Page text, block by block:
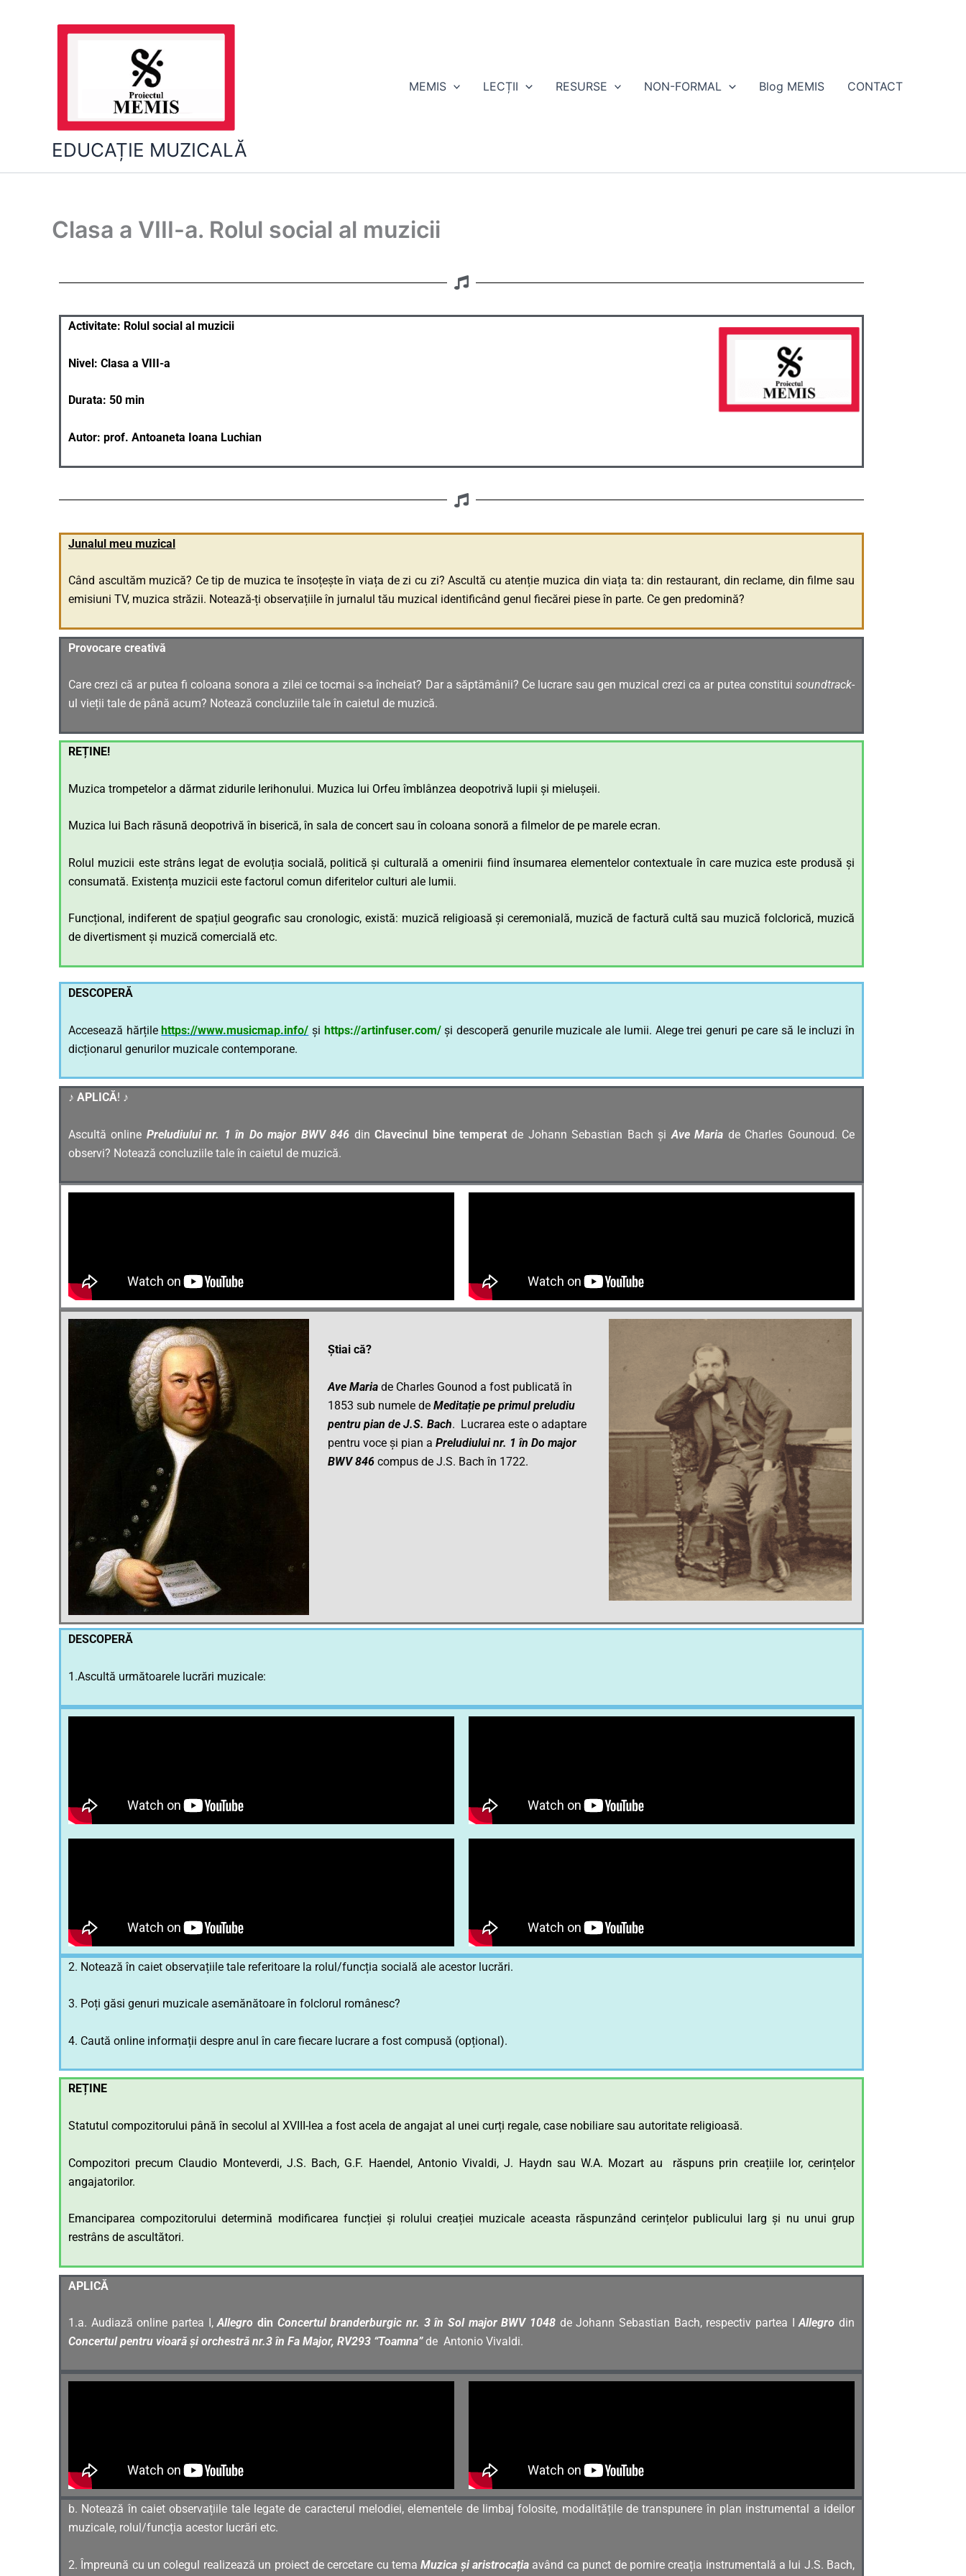
EDUCAȚIE MUZICALĂ
MEMIS LECȚII RESURSE NON-FORMAL Blog MEMIS CONTACT
Clasa a VIII-a. Rolul social al muzicii
Activitate: Rolul social al muzicii
Nivel: Clasa a VIII-a
Durata: 50 min
Autor: prof. Antoaneta Ioana Luchian
Junalul meu muzical
Când ascultăm muzică? Ce tip de muzica te însoțește în viața de zi cu zi? Ascultă cu atenție muzica din viața ta: din restaurant, din reclame, din filme sau
emisiuni TV, muzica străzii. Notează-ți observațiile în jurnalul tău muzical identificând genul fiecărei piese în parte. Ce gen predomină?
Provocare creativă
Care crezi că ar putea fi coloana sonora a zilei ce tocmai s-a încheiat? Dar a săptămânii? Ce lucrare sau gen muzical crezi ca ar putea constitui soundtrack-
ul vieții tale de până acum? Notează concluziile tale în caietul de muzică.
REȚINE!
Muzica trompetelor a dărmat zidurile Ierihonului. Muzica lui Orfeu îmblânzea deopotrivă lupii și mielușeii.
Muzica lui Bach răsună deopotrivă în biserică, în sala de concert sau în coloana sonoră a filmelor de pe marele ecran.
Rolul muzicii este strâns legat de evoluția socială, politică și culturală a omenirii fiind însumarea elementelor contextuale în care muzica este produsă și
consumată. Existența muzicii este factorul comun diferitelor culturi ale lumii.
Funcțional, indiferent de spațiul geografic sau cronologic, există: muzică religioasă și ceremonială, muzică de factură cultă sau muzică folclorică, muzică
de divertisment și muzică comercială etc.
DESCOPERĂ
Accesează hărțilehttps://www.musicmap.info/ și https://artinfuser.com/și descoperă genurile muzicale ale lumii. Alege trei genuri pe care să le incluzi în
dicționarul genurilor muzicale contemporane.
♪ APLICĂ! ♪
Ascultă online Preludiului nr. 1 în Do major BWV 846 dinClavecinul bine temperatde Johann Sebastian Bach și Ave Maria de Charles Gounoud. Ce
observi? Notează concluziile tale în caietul de muzică.
Știai că?
Ave Mariade Charles Gounod a fost publicată în
1853 sub numele de Meditație pe primul preludiu
pentru pian de J.S. Bach. Lucrarea este o adaptare
pentru voce și pian a Preludiului nr. 1 în Do major
BWV 846compus de J.S. Bach în 1722.
DESCOPERĂ
1.Ascultă următoarele lucrări muzicale:
2. Notează în caiet observațiile tale referitoare la rolul/funcția socială ale acestor lucrări.
3. Poți găsi genuri muzicale asemănătoare în folclorul românesc?
4. Caută online informații despre anul în care fiecare lucrare a fost compusă (opțional).
REȚINE
Statutul compozitorului până în secolul al XVIII-lea a fost acela de angajat al unei curți regale, case nobiliare sau autoritate religioasă.
Compozitori precum Claudio Monteverdi, J.S. Bach, G.F. Haendel, Antonio Vivaldi, J. Haydn sau W.A. Mozart au răspuns prin creațiile lor, cerințelor
angajatorilor.
Emanciparea compozitorului determină modificarea funcției și rolului creației muzicale aceasta răspunzând cerințelor publicului larg și nu unui grup
restrâns de ascultători.
APLICĂ
1.a. Audiază online partea I,Allegro din Concertul branderburgic nr. 3 în Sol major BWV 1048 de Johann Sebastian Bach, respectiv partea IAllegro din
Concertul pentru vioară și orchestră nr.3 în Fa Major, RV293 “Toamna”de Antonio Vivaldi.
b. Notează în caiet observațiile tale legate de caracterul melodiei, elementele de limbaj folosite, modalitățile de transpunere în plan instrumental a ideilor
muzicale, rolul/funcția acestor lucrări etc.
2. Împreună cu un colegul realizează un proiect de cercetare cu tema Muzica și aristrocația având ca punct de pornire creația instrumentală a lui J.S. Bach,